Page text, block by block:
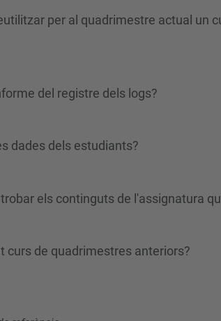
per al quadrimestre actual un
del registre dels logs?
dades dels estudiants?
els continguts de l'assignatura
curs de quadrimestres anteriors?